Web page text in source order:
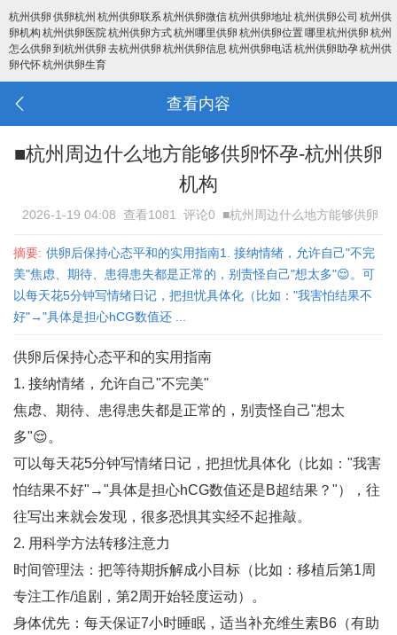
杭州供卵 供卵杭州 杭州供卵联系杭州供卵微信杭州供卵地址 杭州供卵公司 杭州供
卵机构 杭州供卵医院杭州供卵方式杭州哪里供卵 杭州供卵位置哪里杭州供卵 杭州
怎么供卵 到杭州供卵 去杭州供卵 杭州供卵信息 杭州供卵电话杭州供卵助孕杭州供
卵代怀杭州供卵生育
查看内容
■杭州周边什么地方能够供卵怀孕-杭州供卵
机构
2026-1-19 04:08 查看1081 评论0
■杭州周边什么地方能够供卵
摘要: 供卵后保持心态平和的实用指南1. ‌接纳情绪，允许自己"不完
美"‌焦虑、期待、患得患失都是正常的，别责怪自己"想太多"😌。可
以每天花5分钟写情绪日记，把担忧具体化（比如："我害怕结果不
好"→"具体是担心hCG数值还 ...
供卵后保持心态平和的实用指南
1. ‌接纳情绪，允许自己"不完美"‌
焦虑、期待、患得患失都是正常的，别责怪自己"想太
多"😌。
可以每天花5分钟写情绪日记，把担忧具体化（比如："我害
怕结果不好"→"具体是担心hCG数值还是B超结果？"），往
往写出来就会发现，很多恐惧其实经不起推敲。
2. ‌用科学方法转移注意力‌
时间管理法‌：把等待期拆解成小目标（比如：移植后第1周
专注工作/追剧，第2周开始轻度运动）。
身体优先‌：每天保证7小时睡眠，适当补充维生素B6（有助